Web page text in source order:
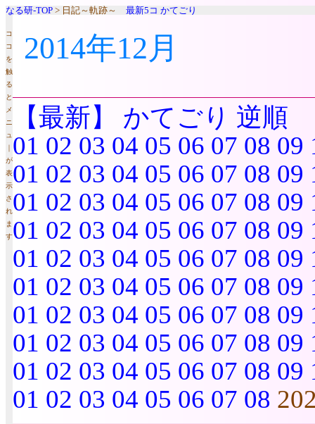
なる研-TOP > 日記～軌跡～ 最新5コ かてごり
コ
コ
を
触
る
と
メ
ニ
ュ
｜
が
表
示
さ
れ
ま
す
2014年12月
【最新】 かてごり 逆順
01 02 03 04 05 06 07 08 09
01 02 03 04 05 06 07 08 09
01 02 03 04 05 06 07 08 09
01 02 03 04 05 06 07 08 09
01 02 03 04 05 06 07 08 09
01 02 03 04 05 06 07 08 09
01 02 03 04 05 06 07 08 09
01 02 03 04 05 06 07 08 09
01 02 03 04 05 06 07 08 09
01 02 03 04 05 06 07 08